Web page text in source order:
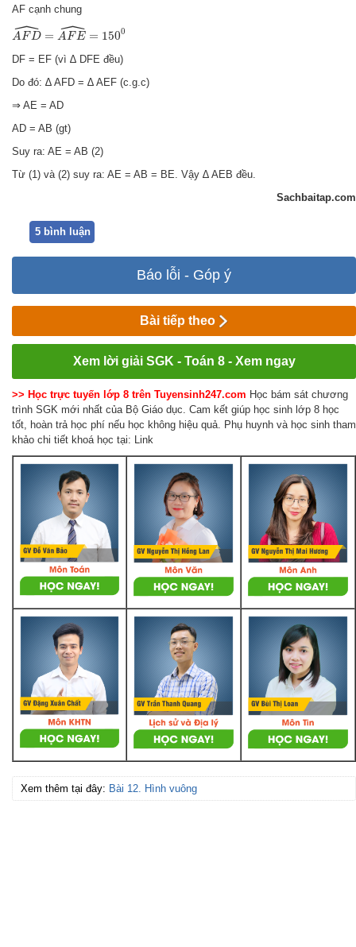
AF cạnh chung
ˆ
A FD = ˆ
A FE = 1500
AFD^ FE^=
DF = EF (vì ∆ DFE đều)
Do đó: ∆ AFD = ∆ AEF (c.g.c)
⇒ AE = AD
AD = AB (gt)
Suy ra: AE = AB (2)
Từ (1) và (2) suy ra: AE = AB = BE. Vậy ∆ AEB đều.
Sachbaitap.com
5 bình luận
Báo lỗi - Góp ý
Bài tiếp theo
Xem lời giải SGK - Toán 8 - Xem ngay
>> Học trực tuyến lớp 8 trên Tuyensinh247.com Học bám sát chương
trình SGK mới nhất của Bộ Giáo dục. Cam kết giúp học sinh lớp 8 học
tốt, hoàn trả học phí nếu học không hiệu quả. Phụ huynh và học sinh tham
khảo chi tiết khoá học tại: Link
Xem thêm tại đây: Bài 12. Hình vuông